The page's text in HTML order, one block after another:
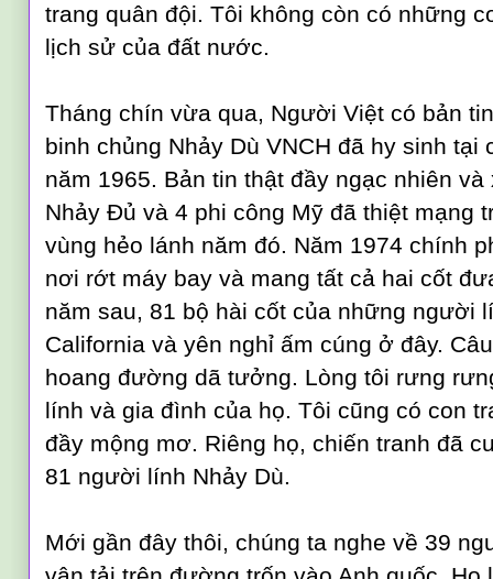
trang quân đội. Tôi không còn có những
lịch sử của đất nước.
Tháng chín vừa qua, Người Việt có bản
binh chủng Nhảy Dù VNCH đã hy sinh
năm 1965. Bản tin thật đầy ngạc nhiên
Nhảy Đủ và 4 phi công Mỹ đã thiệt mạng
vùng hẻo lánh năm đó. Năm 1974 chính
nơi rớt máy bay và mang tất cả hai cốt
năm sau, 81 bộ hài cốt của những người
California và yên nghỉ ấm cúng ở đây.
hoang đường dã tưởng. Lòng tôi rưng
lính và gia đình của họ. Tôi cũng có con
đầy mộng mơ. Riêng họ, chiến tranh đã
81 người lính Nhảy Dù.
Mới gần đây thôi, chúng ta nghe về 39